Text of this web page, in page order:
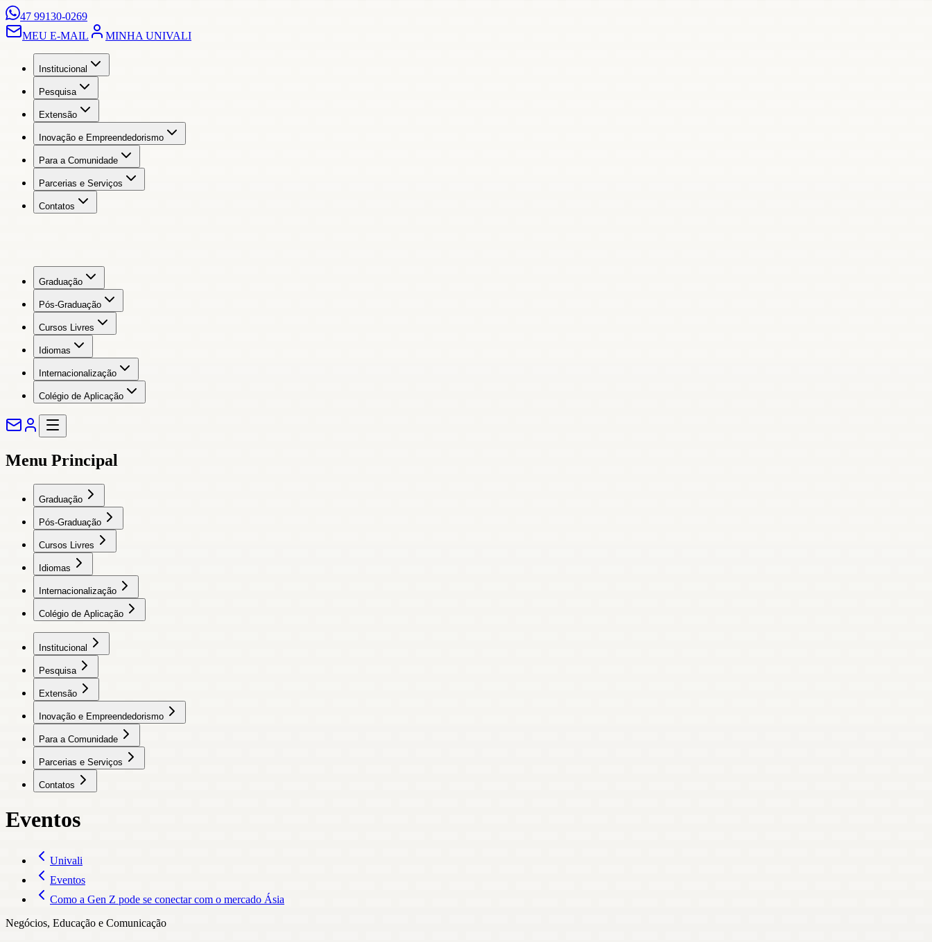
47 99130-0269
MEU E-MAIL
MINHA UNIVALI
Institucional
Pesquisa
Extensão
Inovação e Empreendedorismo
Para a Comunidade
Parcerias e Serviços
Contatos
Graduação
Pós-Graduação
Cursos Livres
Idiomas
Internacionalização
Colégio de Aplicação
Menu Principal
Graduação
Pós-Graduação
Cursos Livres
Idiomas
Internacionalização
Colégio de Aplicação
Institucional
Pesquisa
Extensão
Inovação e Empreendedorismo
Para a Comunidade
Parcerias e Serviços
Contatos
Eventos
Univali
Eventos
Como a Gen Z pode se conectar com o mercado Ásia
Negócios, Educação e Comunicação